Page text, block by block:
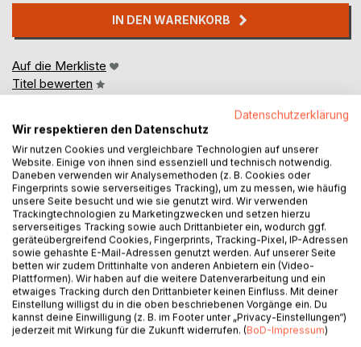
IN DEN WARENKORB
Auf die Merkliste
Titel bewerten
BESCHREIBUNG
In diesem Buch geht es um Bewusstsein und Lyrik, verziert
durch Fotografische Werke des Autors aus aller Welt.
Es ist eine kunstvolle Lyrik, dem Leben gewidmet.
Eine Reise durch das Bewusstsein,
Datenschutzerklärung
Wir respektieren den Datenschutz
Wir nutzen Cookies und vergleichbare Technologien auf unserer
Website. Einige von ihnen sind essenziell und technisch notwendig.
Daneben verwenden wir Analysemethoden (z. B. Cookies oder
Fingerprints sowie serverseitiges Tracking), um zu messen, wie häufig
unsere Seite besucht und wie sie genutzt wird. Wir verwenden
Trackingtechnologien zu Marketingzwecken und setzen hierzu
serverseitiges Tracking sowie auch Drittanbieter ein, wodurch ggf.
geräteübergreifend Cookies, Fingerprints, Tracking-Pixel, IP-Adressen
sowie gehashte E-Mail-Adressen genutzt werden. Auf unserer Seite
betten wir zudem Drittinhalte von anderen Anbietern ein (Video-
Plattformen). Wir haben auf die weitere Datenverarbeitung und ein
etwaiges Tracking durch den Drittanbieter keinen Einfluss. Mit deiner
Einstellung willigst du in die oben beschriebenen Vorgänge ein. Du
kannst deine Einwilligung (z. B. im Footer unter „Privacy-Einstellungen“)
jederzeit mit Wirkung für die Zukunft widerrufen. (BoD-Impressum)